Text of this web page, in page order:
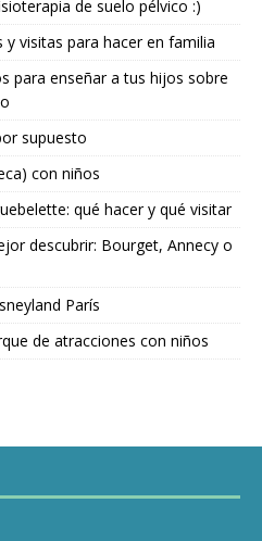
de suelo pélvico :)
visitas para hacer en familia
para enseñar a tus hijos sobre
supuesto
con niños
qué hacer y qué visitar
descubrir: Bourget, Annecy o
París
de atracciones con niños